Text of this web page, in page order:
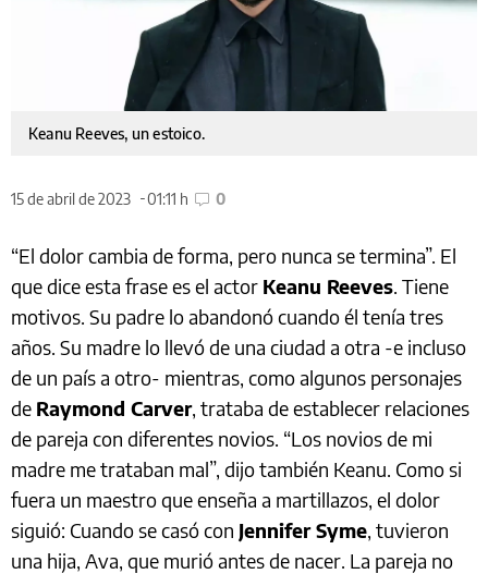
Keanu Reeves, un estoico.
15 de abril de 2023 01:11 h 0
“El dolor cambia de forma, pero nunca se termina”. El
que dice esta frase es el actor Keanu Reeves. Tiene
motivos. Su padre lo abandonó cuando él tenía tres
años. Su madre lo llevó de una ciudad a otra -e incluso
de un país a otro- mientras, como algunos personajes
de Raymond Carver, trataba de establecer relaciones
de pareja con diferentes novios. “Los novios de mi
madre me trataban mal”, dijo también Keanu. Como si
fuera un maestro que enseña a martillazos, el dolor
siguió: Cuando se casó con Jennifer Syme, tuvieron
una hija, Ava, que murió antes de nacer. La pareja no